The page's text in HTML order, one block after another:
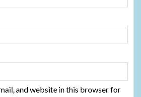
and website in this browser for